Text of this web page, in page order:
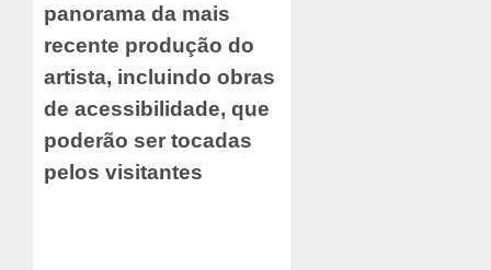
panorama da mais
recente produção do
artista, incluindo obras
de acessibilidade, que
poderão ser tocadas
pelos visitantes